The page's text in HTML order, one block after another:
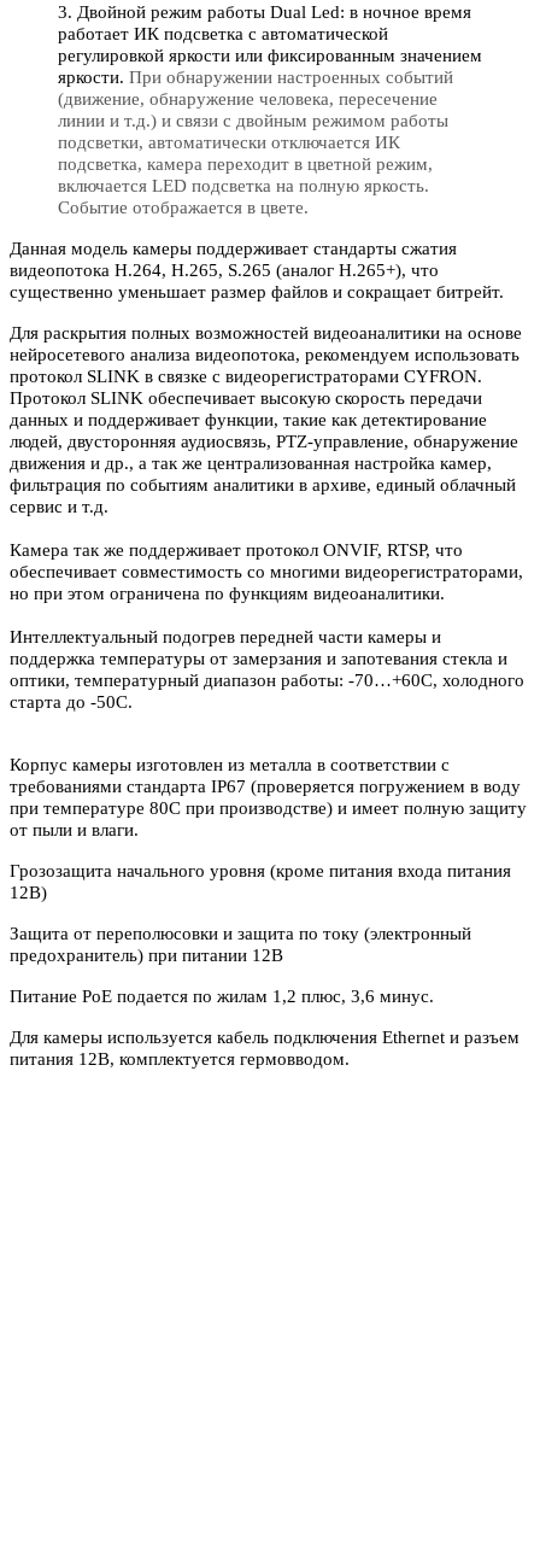
3. Двойной режим работы Dual Led: в ночное время
работает ИК подсветка с автоматической
регулировкой яркости или фиксированным значением
яркости. При обнаружении настроенных событий
(движение, обнаружение человека, пересечение
линии и т.д.) и связи с двойным режимом работы
подсветки, автоматически отключается ИК
подсветка, камера переходит в цветной режим,
включается LED подсветка на полную яркость.
Событие отображается в цвете.
Данная модель камеры поддерживает стандарты сжатия
видеопотока H.264, H.265, S.265 (аналог H.265+), что
существенно уменьшает размер файлов и сокращает битрейт.
Для раскрытия полных возможностей видеоаналитики на основе
нейросетевого анализа видеопотока, рекомендуем использовать
протокол SLINK в связке с видеорегистраторами CYFRON.
Протокол SLINK обеспечивает высокую скорость передачи
данных и поддерживает функции, такие как детектирование
людей, двусторонняя аудиосвязь, PTZ-управление, обнаружение
движения и др., а так же централизованная настройка камер,
фильтрация по событиям аналитики в архиве, единый облачный
сервис и т.д.
Камера так же поддерживает протокол ONVIF, RTSP, что
обеспечивает совместимость со многими видеорегистраторами,
но при этом ограничена по функциям видеоаналитики.
Интеллектуальный подогрев передней части камеры и
поддержка температуры от замерзания и запотевания стекла и
оптики, температурный диапазон работы: -70…+60C, холодного
старта до -50С.
Корпус камеры изготовлен из металла в соответствии с
требованиями стандарта IP67 (проверяется погружением в воду
при температуре 80С при производстве) и имеет полную защиту
от пыли и влаги.
Грозозащита начального уровня (кроме питания входа питания
12В)
Защита от переполюсовки и защита по току (электронный
предохранитель) при питании 12В
Питание PoE подается по жилам 1,2 плюс, 3,6 минус.
Для камеры используется кабель подключения Ethernet и разъем
питания 12В, комплектуется гермовводом.